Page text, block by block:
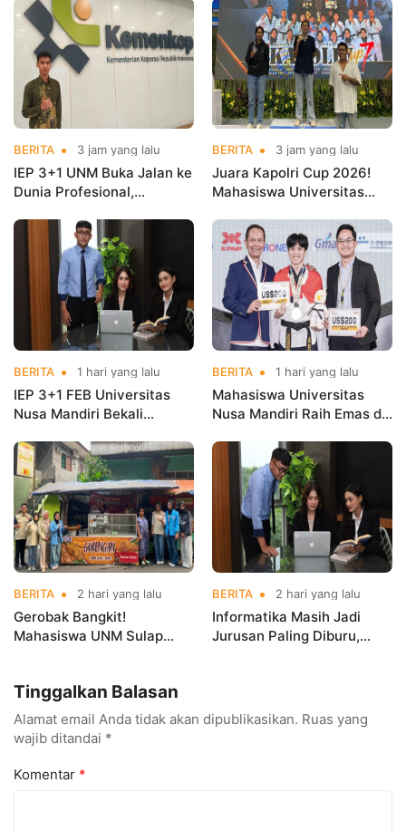
BERITA 3 jam yang lalu
IEP 3+1 UNM Buka Jalan ke
Dunia Profesional,
Kementerian Koperasi
BERITA 3 jam yang lalu
Juara Kapolri Cup 2026!
Mahasiswa Universitas
Nama Kampus di Kejurnas
Taekwondo
BERITA 1 hari yang lalu
IEP 3+1 FEB Universitas
Nusa Mandiri Bekali
Kerja Sebelum Lulus
BERITA 1 hari yang lalu
Mahasiswa Universitas
Nusa Mandiri Raih Emas di
Indonesia Open
Championships 2026
BERITA 2 hari yang lalu
Gerobak Bangkit!
Mahasiswa UNM Sulap
BERITA 2 hari yang lalu
Informatika Masih Jadi
Jurusan Paling Diburu,
Tinggalkan Balasan
Alamat email Anda tidak akan dipublikasikan. Ruas yang
wajib ditandai *
Komentar *